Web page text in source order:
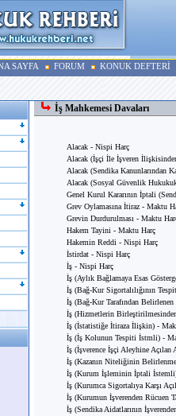
SAYFA FORUM KONUK DEFTERİ
İş Mahkemesi Davaları
Alacak - Nispi Harç
Alacak (İşçi İle İşveren
Alacak (Sendika Kanunlarından
Alacak (Sosyal Güvenlik
Genel Kurul Kararının İptali
Grev Oylamasına İtiraz - Maktu
Grevin Durdurulması - Maktu
Hakem Tayini - Maktu Harç
Hakemin Reddi - Nispi Harç
İstirdat - Nispi Harç
İş - Nispi Harç
İş (Aylık Bağlamaya Esas
İş (Bağ-Kur Sigortalılığının
İş (Bağ-Kur Tarafından
İş (Hizmetlerin
İş (İstatistiğe İtiraza İlişkin) -
İş (İş Kolunun Tespiti İstmli) -
İş (İşverence İşçi Aleyhine
İş (Kazanın Niteliğinin
İş (Kurum İşleminin İptali
İş (Kurumca Sigortalıya Karşı
İş (Kurumun İşverenden Rücuen
İş (Sendika Aidatlarının